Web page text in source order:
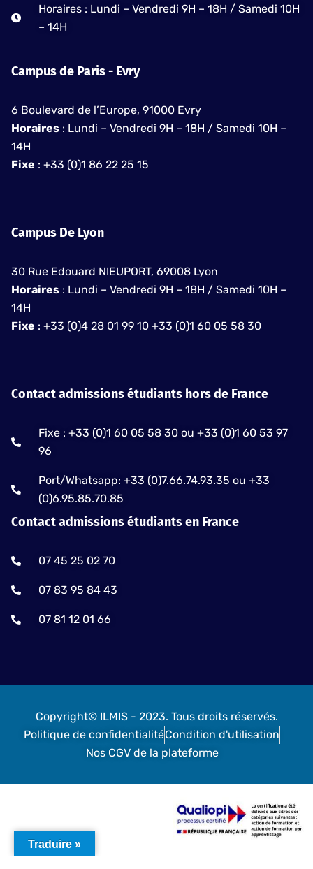
Horaires : Lundi – Vendredi 9H – 18H / Samedi 10H
– 14H
Campus de Paris - Evry
6 Boulevard de l’Europe, 91000 Evry
Horaires : Lundi – Vendredi 9H – 18H / Samedi 10H –
14H
Fixe : +33 (0)1 86 22 25 15
Campus De Lyon
30 Rue Edouard NIEUPORT, 69008 Lyon
Horaires : Lundi – Vendredi 9H – 18H / Samedi 10H –
14H
Fixe : +33 (0)4 28 01 99 10 +33 (0)1 60 05 58 30
Contact admissions étudiants hors de France
Fixe : +33 (0)1 60 05 58 30 ou +33 (0)1 60 53 97
96
Port/Whatsapp: +33 (0)7.66.74.93.35 ou +33
(0)6.95.85.70.85
Contact admissions étudiants en France
07 45 25 02 70
07 83 95 84 43
07 81 12 01 66
Copyright© ILMIS - 2023. Tous droits réservés.
Politique de confidentialitéCondition d'utilisation
Nos CGV de la plateforme
Traduire »